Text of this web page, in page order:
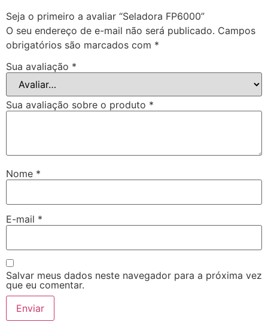
Seja o primeiro a avaliar “Seladora FP6000”
O seu endereço de e-mail não será publicado. Campos
obrigatórios são marcados com *
Sua avaliação *
Sua avaliação sobre o produto *
Nome *
E-mail *
Salvar meus dados neste navegador para a próxima vez
que eu comentar.